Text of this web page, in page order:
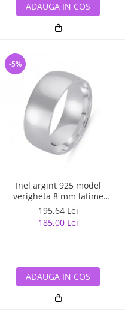
ADAUGA IN COS
Inel argint 925 model
verigheta 8 mm latime
ITU0070
195,64 Lei
185,00 Lei
-5%
ADAUGA IN COS